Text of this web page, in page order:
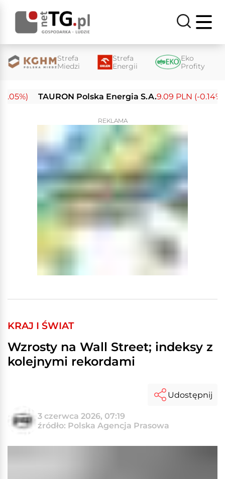
Strefa
Miedzi
Strefa
Energii
Eko
Profity
TAURON Polska Energia S.A.9.09 PLN (-0.14%)
REKLAMA
KRAJ I ŚWIAT
Wzrosty na Wall Street; indeksy z
kolejnymi rekordami
3 czerwca 2026, 07:19
źródło: Polska Agencja Prasowa
Udostępnij